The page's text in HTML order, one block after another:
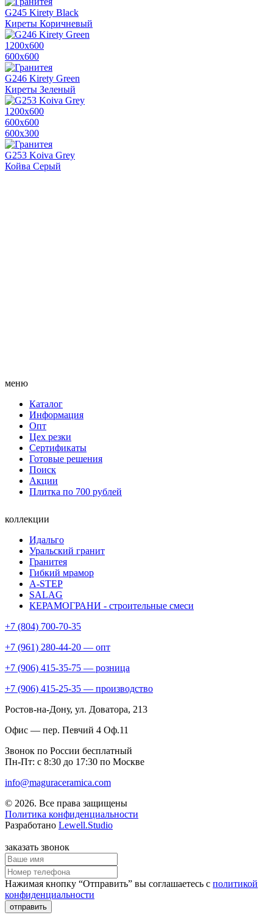
G245 Kirety Black
Киреты Коричневый
1200х600
600х600
G246 Kirety Green
Киреты Зеленый
1200х600
600х600
600x300
G253 Koiva Grey
Койва Серый
меню
Каталог
Информация
Опт
Цех резки
Сертификаты
Готовые решения
Поиск
Акции
Плитка по 700 рублей
коллекции
Идальго
Уральский гранит
Гранитея
Гибкий мрамор
A-STEP
SALAG
КЕРАМОГРАНИ - строительные смеси
+7 (804) 700-70-35
+7 (961) 280-44-20 — опт
+7 (906) 415-35-75 — розница
+7 (906) 415-25-35 — производство
Ростов-на-Дону, ул. Доватора, 213
Офис — пер. Певчий 4 Оф.11
Звонок по России бесплатный
Пн-Пт: с 8:30 до 17:30 по Москве
info@maguraceramica.com
© 2026. Все права защищены
Политика конфиденциальности
Разработано Lewell.Studio
заказать звонок
Нажимая кнопку “Отправить” вы соглашаетесь с политикой
конфиденциальности
отправить